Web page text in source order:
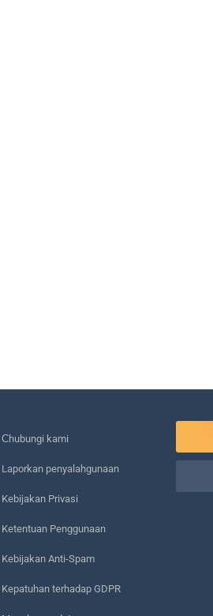
Сhubungi kami
Laporkan penyalahgunaan
Kebijakan Privasi
Ketentuan Penggunaan
Kebijakan Anti-Spam
Kepatuhan terhadap GDPR